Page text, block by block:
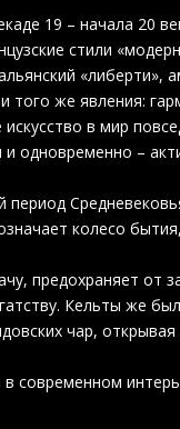
19 – начала 20
стили
«либерти»,
того же явления:
в мир
одновременно –
колесо
предохраняет от
Кельты же
чар,
современном